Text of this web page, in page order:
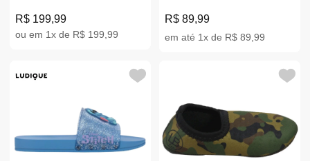
R$ 199,99
ou em 1x de R$ 199,99
R$ 89,99
em até 1x de R$ 89,99